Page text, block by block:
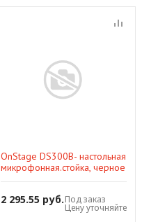
OnStage DS300B- настольная
микрофонная.стойка, черное
2 295.55 руб.Под заказ
Цену уточняйте